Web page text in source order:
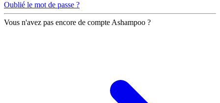
Oublié le mot de passe ?
Vous n'avez pas encore de compte Ashampoo ?